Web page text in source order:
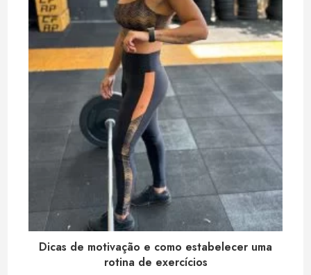
Dicas de motivação e como estabelecer uma
rotina de exercícios